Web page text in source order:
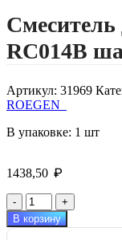
RC014B
Артикул: 31969
ROEGEN
В упаковке: 1 шт
1438,50 ₽
Количество
товара
Смеситель
В корзину